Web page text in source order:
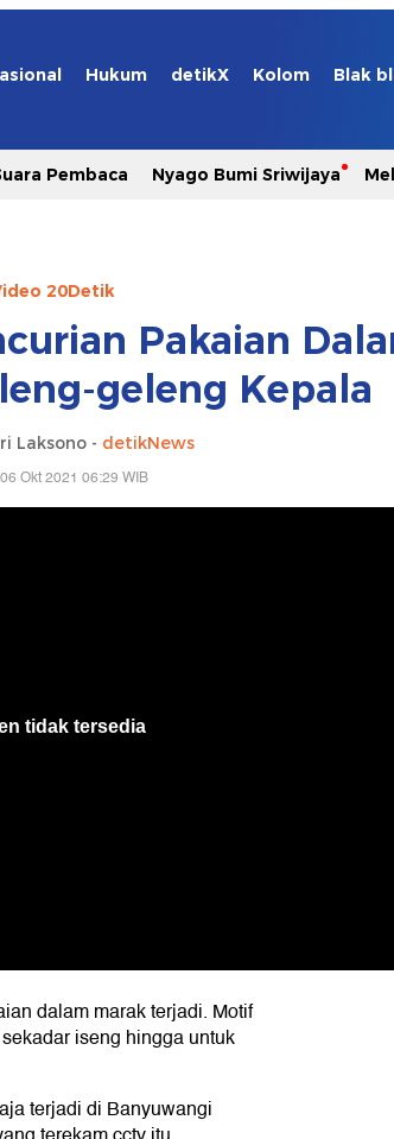
Hukum detikX Kolom Blak
Pembaca Nyago Bumi Sriwijaya
20Detik
Pakaian
geleng Kepala
Laksono - detikNews
Okt 2021 06:29 WIB
dalam marak terjadi. Motif
iseng hingga untuk
terjadi di Banyuwangi